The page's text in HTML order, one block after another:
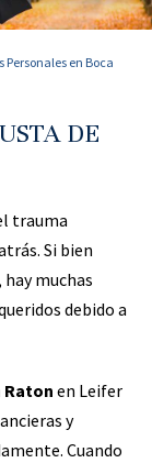
Personales en Boca
DE
trauma
Si bien
muchas
debido a
Raton en Leifer
y
Cuando